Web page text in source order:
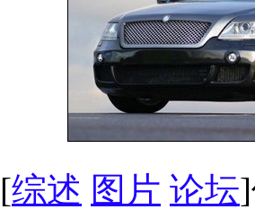
[综述 图片 论坛